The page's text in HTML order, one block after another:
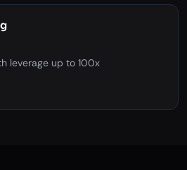
leverage up to 100x